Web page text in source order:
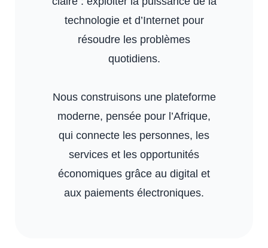
technologie et d’Internet pour
résoudre les problèmes
quotidiens.
Nous construisons une plateforme
moderne, pensée pour l’Afrique,
qui connecte les personnes, les
services et les opportunités
économiques grâce au digital et
aux paiements électroniques.